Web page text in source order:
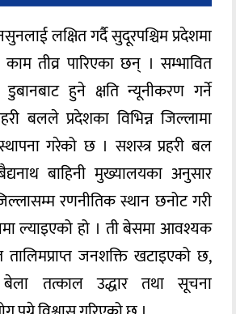
लक्षित गर्दै सुदूरपश्चिम प्रदेशमा
काम तीव्र पारिएका छन् । सम्भावित
डुबानबाट हुने क्षति न्यूनीकरण गर्ने
बलले प्रदेशका विभिन्न जिल्लामा
गरेको छ । सशस्त्र प्रहरी बल
बाहिनी मुख्यालयका अनुसार
रणनीतिक स्थान छनोट गरी
ल्याइएको हो । ती बेसमा आवश्यक
तालिमप्राप्त जनशक्ति खटाइएको छ,
तत्काल उद्धार तथा सूचना